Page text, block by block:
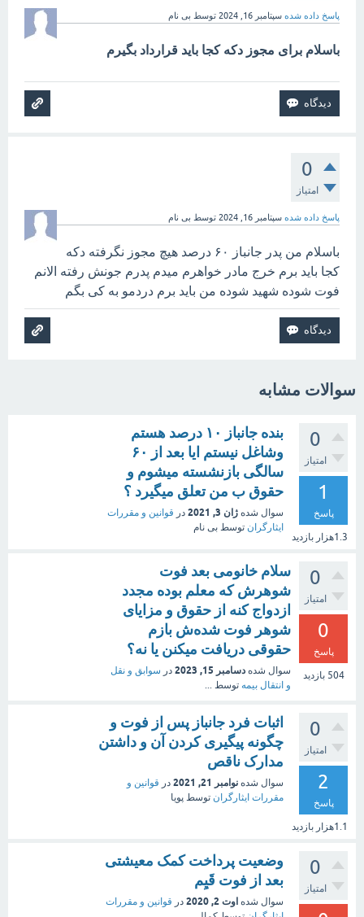
پاسخ داده شده سپتامبر 16, 2024 توسط بی نام
باسلام برای مجوز دکه کجا باید قرارداد بگیرم
0
امتیاز
پاسخ داده شده سپتامبر 16, 2024 توسط بی نام
باسلام من پدر جانباز ۶۰ درصد هیچ مجوز نگرفته دکه
کجا باید برم خرج مادر خواهرم میدم پدرم جونش رفته الانم
فوت شوده شهید شوده من باید برم دردمو به کی بگم
سوالات مشابه
0
امتیاز
1
پاسخ
1.3هزار بازدید
بنده جانباز ۱۰ درصد هستم
وشاغل نیستم ایا بعد از ۶۰
سالگی بازنشسته میشوم و
حقوق ب من تعلق میگیرد ؟
سوال شده ژان 3, 2021 در قوانین و مقررات
ایثارگران توسط بی نام
0
امتیاز
0
پاسخ
504 بازدید
سلام خانومی بعد فوت
شوهرش که معلم بوده مجدد
ازدواج کنه از حقوق و مزایای
شوهر فوت شده‌ش بازم
حقوقی دریافت میکنن یا نه؟
سوال شده دسامبر 15, 2023 در سوابق و نقل
و انتقال بیمه‌ توسط ...
0
امتیاز
2
پاسخ
1.1هزار بازدید
اثبات فرد جانباز پس از فوت و
چگونه پیگیری کردن آن و داشتن
مدارک ناقص
سوال شده نوامبر 21, 2021 در قوانین و
مقررات ایثارگران توسط پویا
0
امتیاز
وضعیت پرداخت کمک معیشتی
بعد از فوت قَیِم
سوال شده اوت 2, 2020 در قوانین و مقررات